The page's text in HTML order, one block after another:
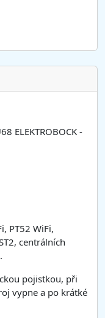
ELEKTROBOCK -
PT52 WiFi,
centrálních
pojistkou, při
vypne a po krátké